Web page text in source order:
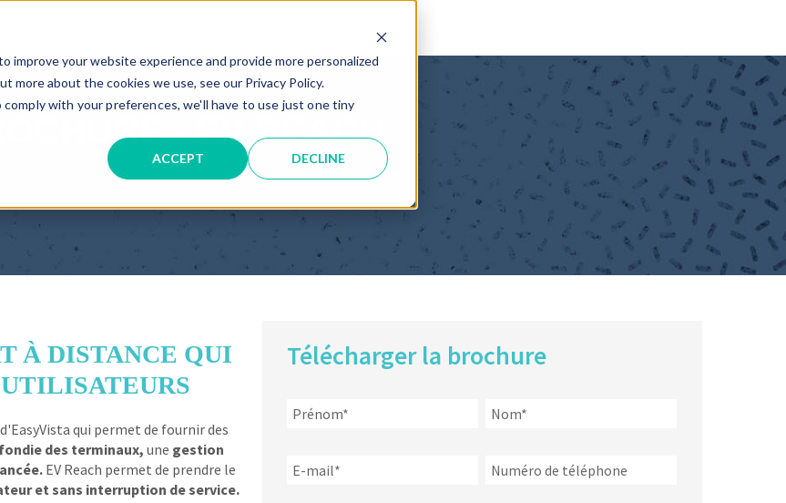
improve your website experience and provide more personalized
more about the cookies we use, see our Privacy Policy.
with your preferences, we'll have to use just one tiny
ACCEPT DECLINE
- EV REACH
À DISTANCE QUI
d'EasyVista qui permet de fournir des
des terminaux,une gestion
EV Reach permet de prendre le
et sans interruption de service.
Télécharger la brochure